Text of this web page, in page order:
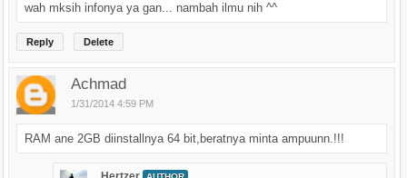
wah mksih infonya ya gan... nambah ilmu nih ^^
Reply Delete
Achmad
1/31/2014 4:59 PM
RAM ane 2GB diinstallnya 64 bit,beratnya minta ampuunn.!!!